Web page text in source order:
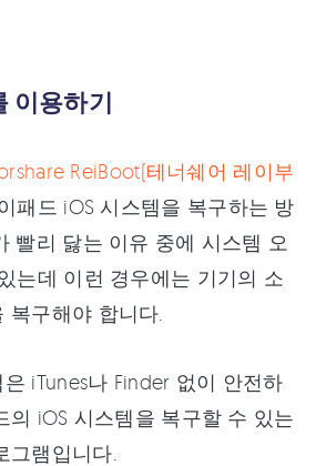
이용하기
ReiBoot(테너쉐어 레이부
패드 iOS 시스템을 복구하는 방
빨리 닳는 이유 중에 시스템 오
는데 이런 경우에는 기기의 소
복구해야 합니다.
iTunes나 Finder 없이 안전하
의 iOS 시스템을 복구할 수 있는
그램입니다.